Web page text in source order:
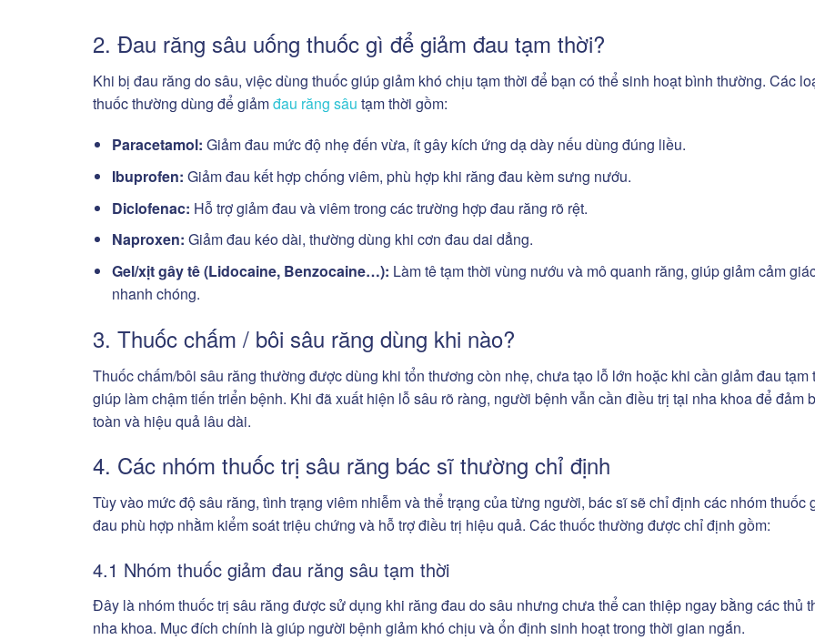
2. Đau răng sâu uống thuốc gì để giảm đau tạm thời?
Khi bị đau răng do sâu, việc dùng thuốc giúp giảm khó chịu tạm thời để bạn có thể sinh hoạt bình thường. Các
thuốc thường dùng để giảmđau răng sâu tạm thời gồm:
Paracetamol: Giảm đau mức độ nhẹ đến vừa, ít gây kích ứng dạ dày nếu dùng đúng liều.
Ibuprofen: Giảm đau kết hợp chống viêm, phù hợp khi răng đau kèm sưng nướu.
Diclofenac: Hỗ trợ giảm đau và viêm trong các trường hợp đau răng rõ rệt.
Naproxen: Giảm đau kéo dài, thường dùng khi cơn đau dai dẳng.
Gel/xịt gây tê (Lidocaine, Benzocaine…): Làm tê tạm thời vùng nướu và mô quanh răng, giúp giảm cảm
nhanh chóng.
3. Thuốc chấm / bôi sâu răng dùng khi nào?
Thuốc chấm/bôi sâu răng thường được dùng khi tổn thương còn nhẹ, chưa tạo lỗ lớn hoặc khi cần giảm đau tạm
giúp làm chậm tiến triển bệnh. Khi đã xuất hiện lỗ sâu rõ ràng, người bệnh vẫn cần điều trị tại nha khoa để đảm
toàn và hiệu quả lâu dài.
4. Các nhóm thuốc trị sâu răng bác sĩ thường chỉ định
Tùy vào mức độ sâu răng, tình trạng viêm nhiễm và thể trạng của từng người, bác sĩ sẽ chỉ định các nhóm thuốc
đau phù hợp nhằm kiểm soát triệu chứng và hỗ trợ điều trị hiệu quả. Các thuốc thường được chỉ định gồm:
4.1 Nhóm thuốc giảm đau răng sâu tạm thời
Đây là nhóm thuốc trị sâu răng được sử dụng khi răng đau do sâu nhưng chưa thể can thiệp ngay bằng các thủ
nha khoa. Mục đích chính là giúp người bệnh giảm khó chịu và ổn định sinh hoạt trong thời gian ngắn.